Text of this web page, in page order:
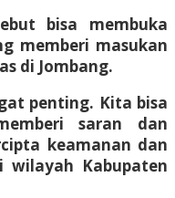
bisa membuka
memberi masukan
di Jombang.
penting. Kita bisa
saran dan
keamanan dan
Kabupaten